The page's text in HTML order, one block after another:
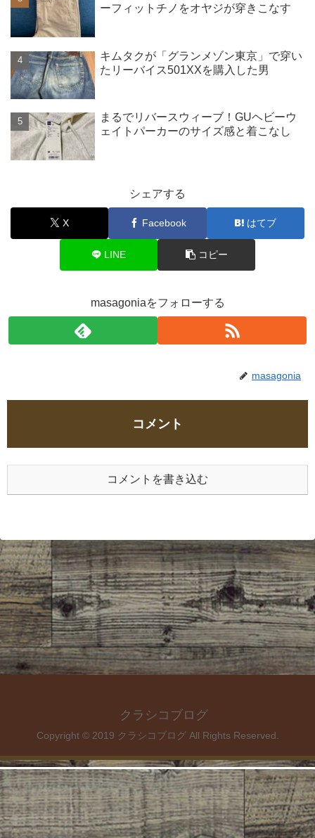
ーフィットチノをオヤジが穿きこなす
キムタクが「グランメゾン東京」で穿い
たリーバイス501XXを購入した男
まるでリバースウィーブ！GUヘビーウ
ェイトパーカーのサイズ感と着こなし
シェアする
X Facebook はてブ
LINE コピー
masagoniaをフォローする
masagonia
コメント
コメントを書き込む
クラシコブログ
Copyright © 2019 クラシコブログ All Rights Reserved.